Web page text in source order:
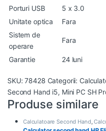
Porturi USB
5 x 3.0
Unitate optica
Fara
Sistem de
operare
Fara
Garantie 24 luni
SKU:78428 Categorii:
Second Hand i5, Mini PC SH
Produse similare
Calculatoare Second Hand ,